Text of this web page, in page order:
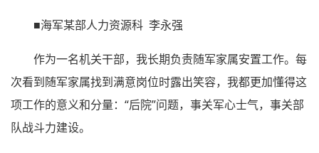
■海军某部人力资源科 李永强
作为一名机关干部，我长期负责随军家属安置工作。每
次看到随军家属找到满意岗位时露出笑容，我都更加懂得这
项工作的意义和分量：“后院”问题，事关军心士气，事关部
队战斗力建设。